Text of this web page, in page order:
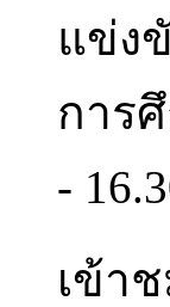
แข่ง
การ
-
เข้า